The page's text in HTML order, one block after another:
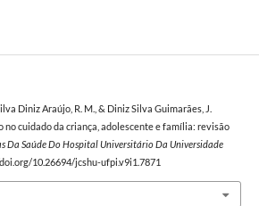
Diniz Araújo, R. M., & Diniz Silva Guimarães, J.
no cuidado da criança, adolescente e família: revisão
Da Saúde Do Hospital Universitário Da Universidade
10.26694/jcshu-ufpi.v9i1.7871